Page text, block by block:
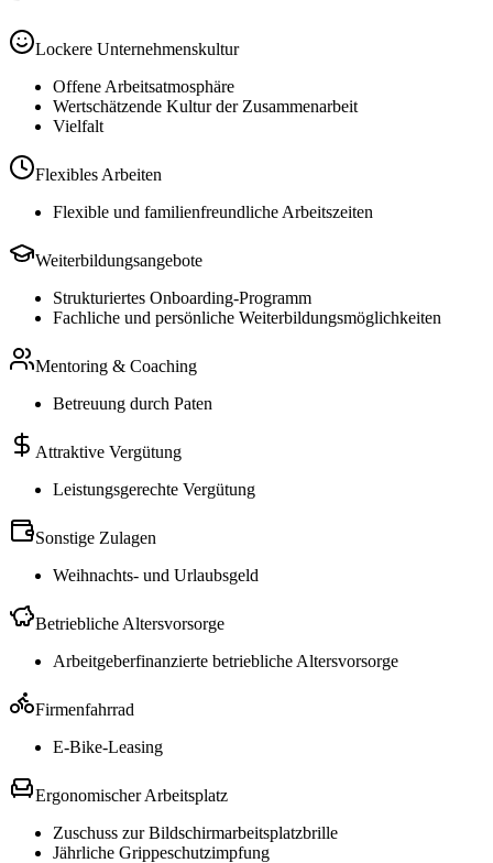
Lockere Unternehmenskultur
Offene Arbeitsatmosphäre
Wertschätzende Kultur der Zusammenarbeit
Vielfalt
Flexibles Arbeiten
Flexible und familienfreundliche Arbeitszeiten
Weiterbildungsangebote
Strukturiertes Onboarding-Programm
Fachliche und persönliche Weiterbildungsmöglichkeiten
Mentoring & Coaching
Betreuung durch Paten
Attraktive Vergütung
Leistungsgerechte Vergütung
Sonstige Zulagen
Weihnachts- und Urlaubsgeld
Betriebliche Altersvorsorge
Arbeitgeberfinanzierte betriebliche Altersvorsorge
Firmenfahrrad
E-Bike-Leasing
Ergonomischer Arbeitsplatz
Zuschuss zur Bildschirmarbeitsplatzbrille
Jährliche Grippeschutzimpfung